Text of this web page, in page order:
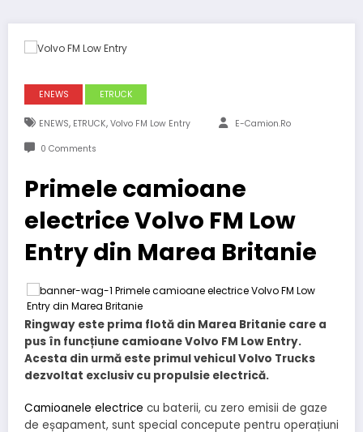
ENEWS ETRUCK
ENEWS, ETRUCK, Volvo FM Low Entry E-Camion.ro
0 Comments
Primele camioane
electrice Volvo FM Low
Entry din Marea Britanie
Ringway este prima flotă din Marea Britanie care a
pus în funcțiune camioane Volvo FM Low Entry.
Acesta din urmă este primul vehicul Volvo Trucks
dezvoltat exclusiv cu propulsie electrică.
Camioanele electrice cu baterii, cu zero emisii de gaze
de eșapament, sunt special concepute pentru operațiuni